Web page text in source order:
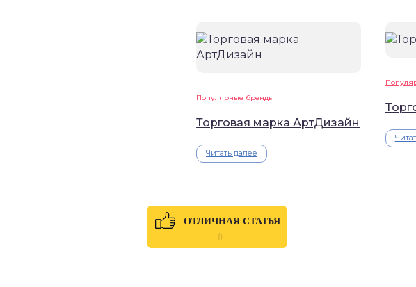
Популярные бренды
Торговая марка АртДизайн
Читать далее
ОТЛИЧНАЯ СТАТЬЯ
0